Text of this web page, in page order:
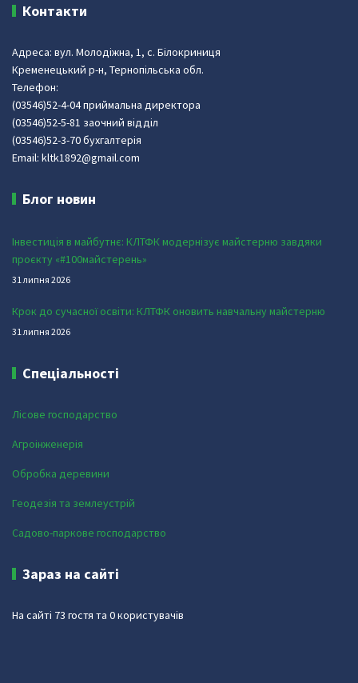
Контакти
Адреса: вул. Молодіжна, 1, с. Білокриниця
Кременецький р-н, Тернопільська обл.
Телефон:
(03546)52-4-04 приймальна директора
(03546)52-5-81 заочний відділ
(03546)52-3-70 бухгалтерія
Email: kltk1892@gmail.com
Блог новин
Інвестиція в майбутнє: КЛТФК модернізує майстерню завдяки
проєкту «#100майстерень»
31 липня 2026
Крок до сучасної освіти: КЛТФК оновить навчальну майстерню
31 липня 2026
Спеціальності
Лісове господарство
Агроінженерія
Обробка деревини
Геодезія та землеустрій
Садово-паркове господарство
Зараз на сайті
На сайті 73 гостя та 0 користувачів